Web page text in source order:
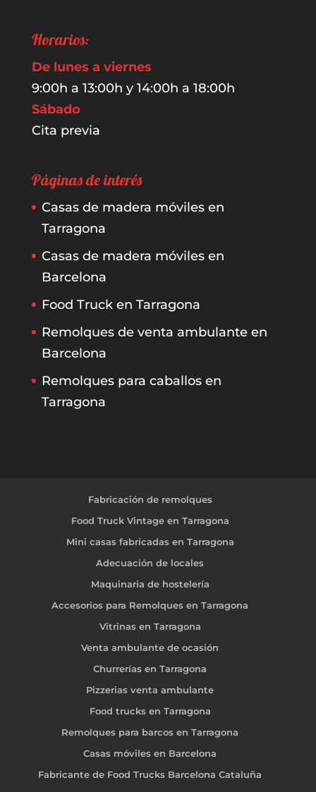
Horarios:
De lunes a viernes
9:00h a 13:00h y 14:00h a 18:00h
Sábado
Cita previa
Páginas de interés
Casas de madera móviles en
Tarragona
Casas de madera móviles en
Barcelona
Food Truck en Tarragona
Remolques de venta ambulante en
Barcelona
Remolques para caballos en
Tarragona
Fabricación de remolques
Food Truck Vintage en Tarragona
Mini casas fabricadas en Tarragona
Adecuación de locales
Maquinaria de hostelería
Accesorios para Remolques en Tarragona
Vitrinas en Tarragona
Venta ambulante de ocasión
Churrerías en Tarragona
Pizzerias venta ambulante
Food trucks en Tarragona
Remolques para barcos en Tarragona
Casas móviles en Barcelona
Fabricante de Food Trucks Barcelona Cataluña